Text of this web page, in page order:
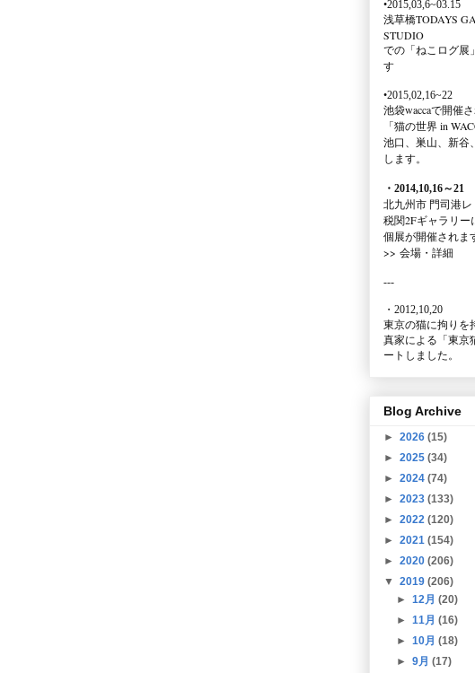
•2015,03,6~03.15
浅草橋TODAYS
STUDIO
での 「ねこログ展
す
•2015,02,16~22
池袋waccaで開催
「猫の世界 in
池口、巣山、新谷
します。
・2014,10,16～21
北九州市 門司港
税関2Fギャラリー
個展が開催されま
>> 会場・詳細
---
・2012,10,20
東京の猫に拘りを
真家による 「東
ートしました。
Blog Archive
► 2026 (15)
► 2025 (34)
► 2024 (74)
► 2023 (133)
► 2022 (120)
► 2021 (154)
► 2020 (206)
▼ 2019 (206)
►12月(20)
►11月(16)
►10月(18)
►9月(17)